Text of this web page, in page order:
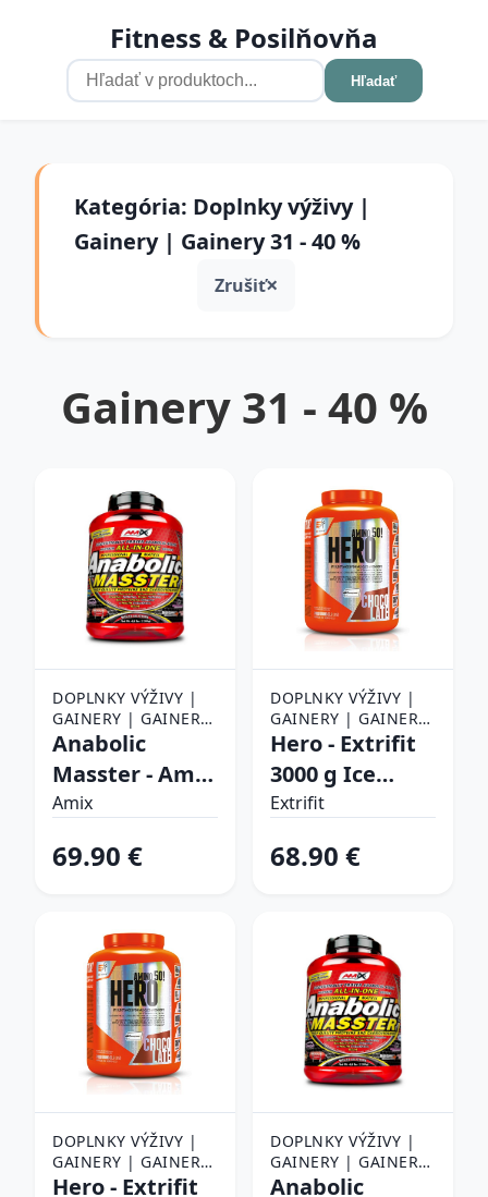
Fitness & Posilňovňa
Hľadať
Kategória: Doplnky výživy |
Gainery | Gainery 31 - 40 %
Zrušiť
Gainery 31 - 40 %
DOPLNKY VÝŽIVY |
GAINERY | GAINERY
31 - 40 %
Anabolic
Masster - Amix
2200 g
Amix
69.90 €
DOPLNKY VÝŽIVY |
GAINERY | GAINERY
31 - 40 %
Hero - Extrifit
3000 g Ice
Coffe
Extrifit
68.90 €
DOPLNKY VÝŽIVY |
GAINERY | GAINERY
31 - 40 %
Hero - Extrifit
DOPLNKY VÝŽIVY |
GAINERY | GAINERY
31 - 40 %
Anabolic